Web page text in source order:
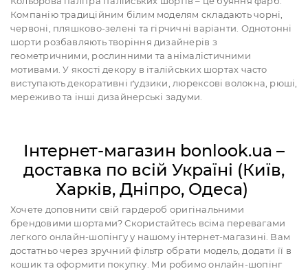
Компанію традиційним білим моделям складають чорні,
червоні, пляшково-зелені та гірчичні варіанти. Однотонні
шорти розбавляють творіння дизайнерів з
геометричними, рослинними та анімалістичними
мотивами. У якості декору в італійських шортах часто
виступають декоративні ґудзики, люрексові волокна, рюші,
мереживо та інші дизайнерські задуми.
Інтернет-магазин bonlook.ua –
доставка по всій Україні (Київ,
Харків, Дніпро, Одеса)
Хочете доповнити свій гардероб оригінальними
брендовими шортами? Скористайтесь всіма перевагами
легкого онлайн-шопінгу у нашому інтернет-магазині. Вам
достатньо через зручний фільтр обрати модель, додати її в
кошик та оформити покупку. Ми робимо онлайн-шопінг